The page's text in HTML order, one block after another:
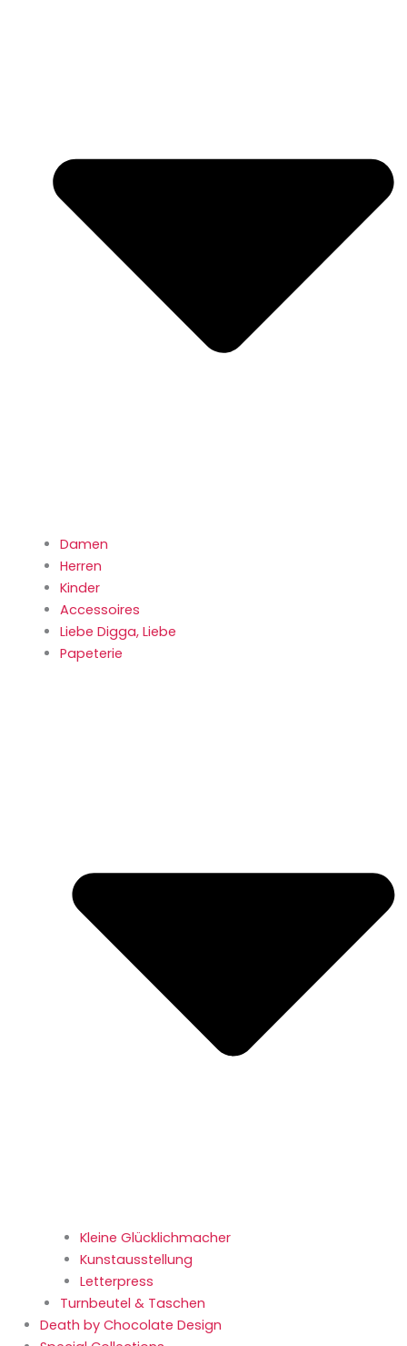
Damen
Herren
Kinder
Accessoires
Liebe Digga, Liebe
Papeterie
Kleine Glücklichmacher
Kunstausstellung
Letterpress
Turnbeutel & Taschen
Death by Chocolate Design